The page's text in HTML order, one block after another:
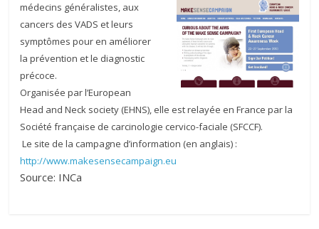
médecins généralistes, aux
cancers des VADS et leurs
symptômes pour en améliorer
la prévention et le diagnostic
précoce.
Organisée par l’European
Head and Neck society (EHNS), elle est relayée en France par la
Société française de carcinologie cervico-faciale (SFCCF).
Le site de la campagne d’information (en anglais) :
http://www.makesensecampaign.eu
Source: INCa